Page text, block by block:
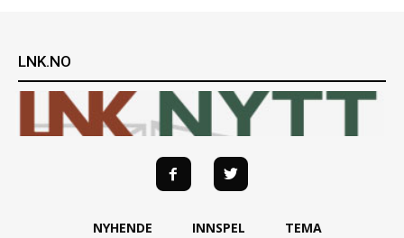
LNK.NO
NYHENDE INNSPEL TEMA